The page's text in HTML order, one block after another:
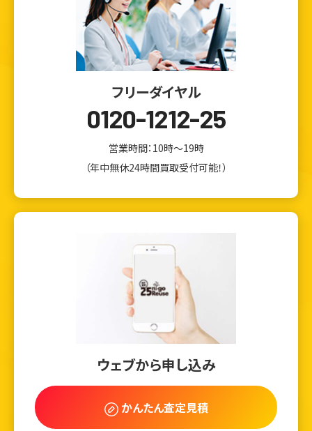
フリーダイヤル
0120-1212-25
営業時間：10時～19時
（年中無休24時間買取受付可能！）
ウェブから申し込み
かんたん査定見積